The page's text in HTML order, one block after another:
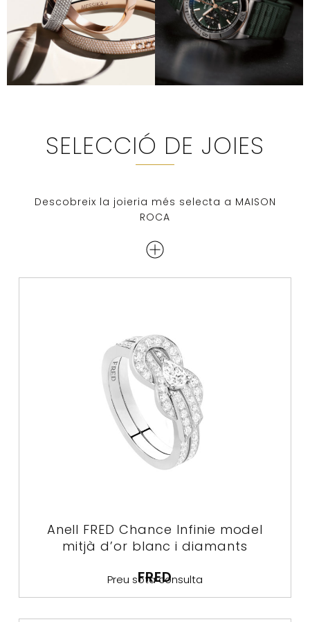
SELECCIÓ DE JOIES
Descobreix la joieria més selecta a MAISON
ROCA
Anell FRED Chance Infinie model
mitjà d’or blanc i diamants
FRED
Preu sota consulta